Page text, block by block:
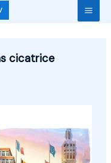
cicatrice